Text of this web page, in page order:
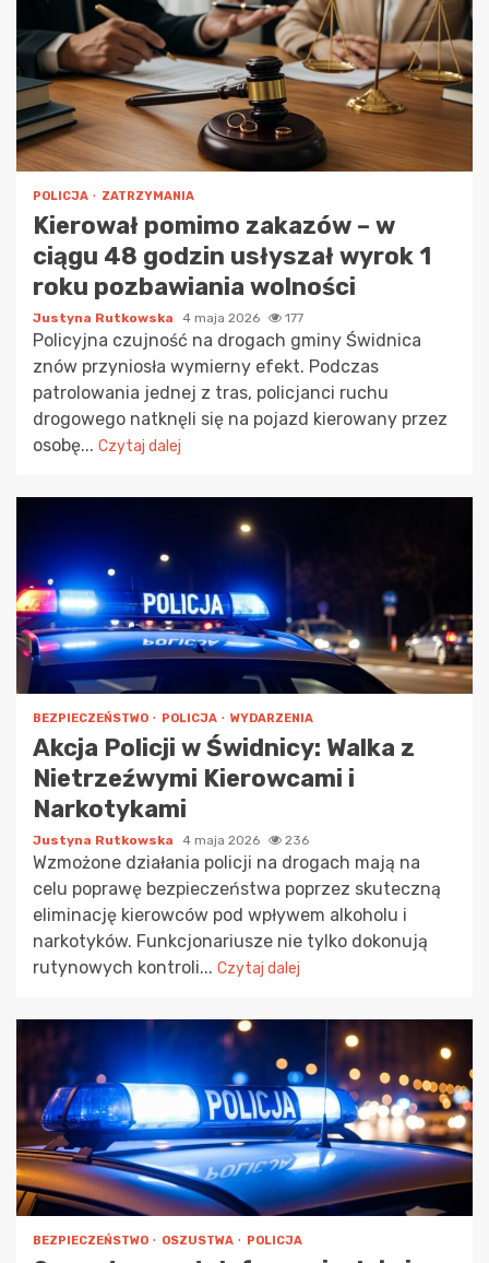
POLICJA ZATRZYMANIA
Kierował pomimo zakazów – w
ciągu 48 godzin usłyszał wyrok 1
roku pozbawiania wolności
Justyna Rutkowska 4 maja 2026 177
Policyjna czujność na drogach gminy Świdnica
znów przyniosła wymierny efekt. Podczas
patrolowania jednej z tras, policjanci ruchu
drogowego natknęli się na pojazd kierowany przez
osobę... Czytaj dalej
BEZPIECZEŃSTWO POLICJA WYDARZENIA
Akcja Policji w Świdnicy: Walka z
Nietrzeźwymi Kierowcami i
Narkotykami
Justyna Rutkowska 4 maja 2026 236
Wzmożone działania policji na drogach mają na
celu poprawę bezpieczeństwa poprzez skuteczną
eliminację kierowców pod wpływem alkoholu i
narkotyków. Funkcjonariusze nie tylko dokonują
rutynowych kontroli... Czytaj dalej
BEZPIECZEŃSTWO OSZUSTWA POLICJA